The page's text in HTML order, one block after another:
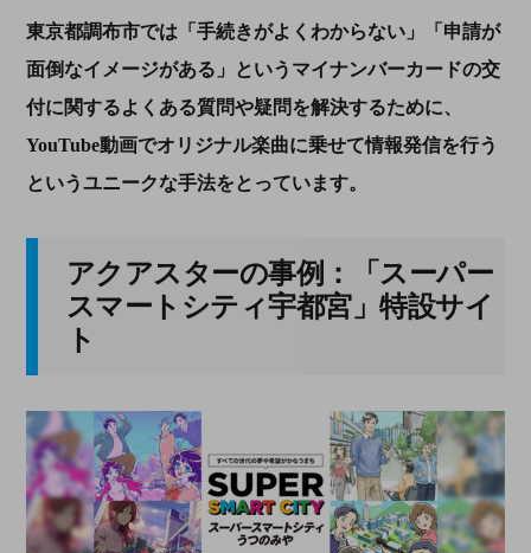
東京都調布市では「手続きがよくわからない」「申請が
面倒なイメージがある」というマイナンバーカードの交
付に関するよくある質問や疑問を解決するために、
YouTube動画でオリジナル楽曲に乗せて情報発信を行う
というユニークな手法をとっています。
アクアスターの事例：「スーパー
スマートシティ宇都宮」特設サイ
ト